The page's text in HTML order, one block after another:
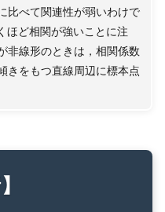
比べて関連性が弱いわけで
ほど相関が強いことに注
非線形のときは，相関係数
きをもつ直線周辺に標本点